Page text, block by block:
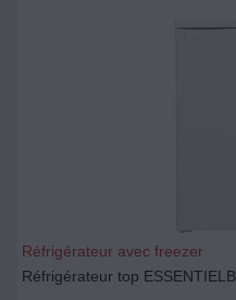
Réfrigérateur avec freezer
Réfrigérateur top